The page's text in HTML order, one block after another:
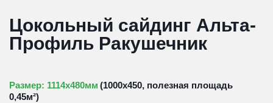
Цокольный сайдинг Альта-
Профиль Ракушечник
Размер: 1114х480мм (1000х450, полезная площадь
0,45м²)